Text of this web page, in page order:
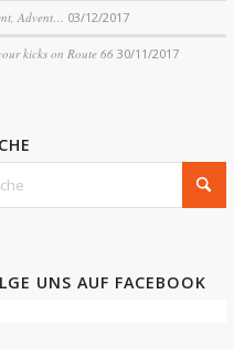
Advent… 03/12/2017
kicks on Route 66 30/11/2017
UNS AUF FACEBOOK